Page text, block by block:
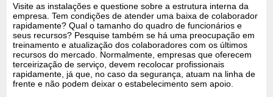
Visite as instalações e questione sobre a estrutura interna da
empresa. Tem condições de atender uma baixa de colaborador
rapidamente? Qual o tamanho do quadro de funcionários e
seus recursos? Pesquise também se há uma preocupação em
treinamento e atualização dos colaboradores com os últimos
recursos do mercado. Normalmente, empresas que oferecem
terceirização de serviço, devem recolocar profissionais
rapidamente, já que, no caso da segurança, atuam na linha de
frente e não podem deixar o estabelecimento sem apoio.